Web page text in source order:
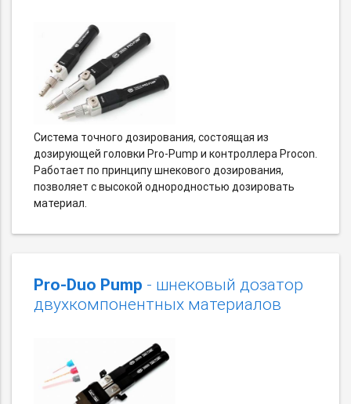
Система точного дозирования, состоящая из
дозирующей головки Pro-Pump и контроллера Procon.
Работает по принципу шнекового дозирования,
позволяет с высокой однородностью дозировать
материал.
Pro-Duo Pump - шнековый дозатор
двухкомпонентных материалов